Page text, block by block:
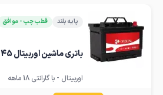
پایه بلند قطب چپ - موافق
باتری ماشین اوربیتال 45 آمپر موافق
اوربیتال - با گارانتی 18 ماهه